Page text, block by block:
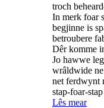
troch
In merk foar
begjinne is
betroubere
Dêr komme
Jo hawwe
wrâldwide
net ferdwynt
stap-foar-
Lês mear